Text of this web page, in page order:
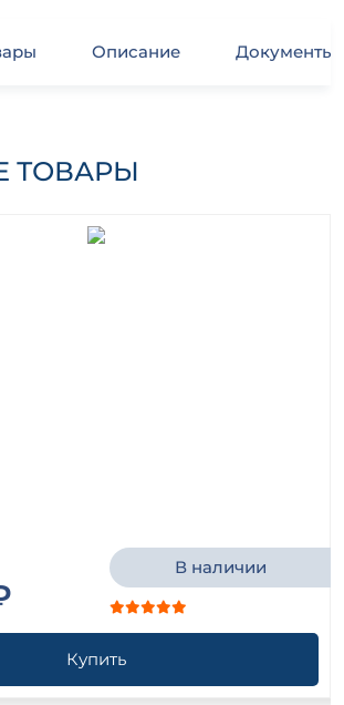
Описание Документы
ТОВАРЫ
В наличии
Купить